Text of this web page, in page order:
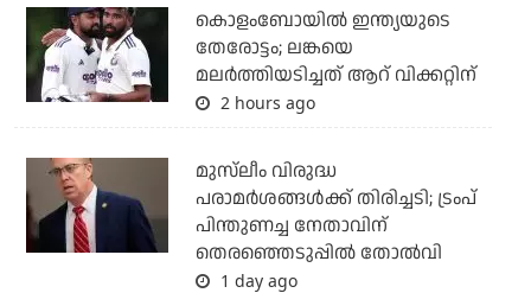
കൊളംബോയില്‍ ഇന്ത്യയുടെ
തേരോട്ടം; ലങ്കയെ
മലര്‍ത്തിയടിച്ചത് ആറ് വിക്കറ്റിന്
2 hours ago
മുസ്‌ലീം വിരുദ്ധ
പരാമര്‍ശങ്ങള്‍ക്ക് തിരിച്ചടി; ട്രംപ്
പിന്തുണച്ച നേതാവിന്
തെരഞ്ഞെടുപ്പില്‍ തോല്‍വി
1 day ago